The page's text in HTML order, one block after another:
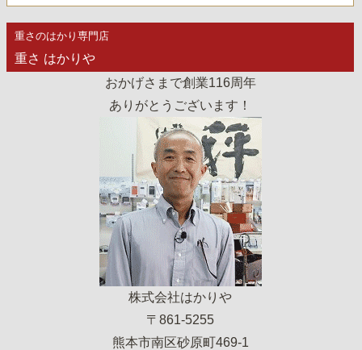
重さのはかり専門店
重さ はかりや
おかげさまで創業116周年
ありがとうございます！
株式会社はかりや
〒861-5255
熊本市南区砂原町469-1